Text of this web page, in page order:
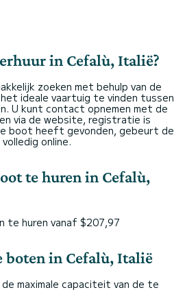
in Cefalù, Italië?
zoeken met behulp van de
ideale vaartuig te vinden tussen
U kunt contact opnemen met de
via de website, registratie is
boot heeft gevonden, gebeurt de
online.
te huren in Cefalù,
te huren vanaf $207,97
boten in Cefalù, Italië
maximale capaciteit van de te